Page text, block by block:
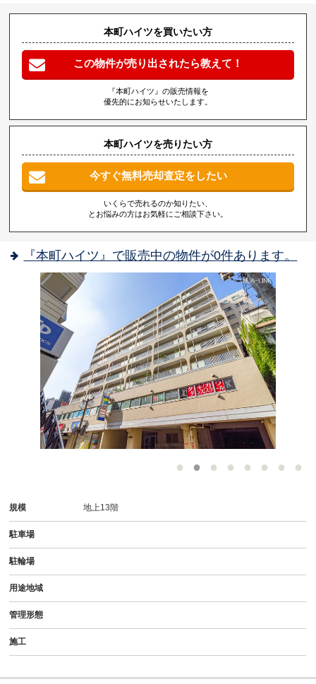
本町ハイツを買いたい方
この物件が売り出されたら教えて！
『本町ハイツ』の販売情報を
優先的にお知らせいたします。
本町ハイツを売りたい方
今すぐ無料売却査定をしたい
いくらで売れるのか知りたい、
とお悩みの方はお気軽にご相談下さい。
『本町ハイツ』で販売中の物件が0件あります。
規模 地上13階
駐車場
駐輪場
用途地域
管理形態
施工